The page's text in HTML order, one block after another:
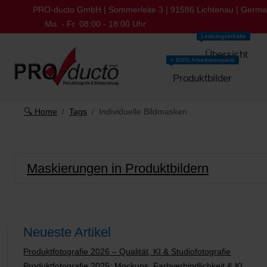
PRO-ducto GmbH | Sommerleite 3 | 91586 Lichtenau |
Mo. - Fr. 08:00 - 18:00 Uhr
Übersicht
Leistungsinhalte
Produktbilder
> 8000 Arbeitsbeispiele
🔍 Home Tags Individuelle Bildmasken
Maskierungen in Produktbildern
Neueste Artikel
Produktfotografie 2026 – Qualität, KI & Studiofotografie